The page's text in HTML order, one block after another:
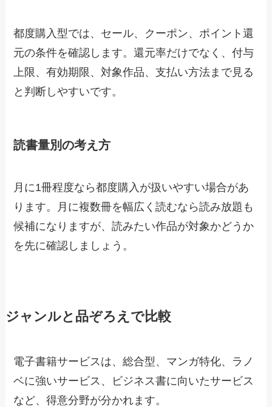
都度購入型では、セール、クーポン、ポイント還
元の条件を確認します。還元率だけでなく、付与
上限、有効期限、対象作品、支払い方法まで見る
と判断しやすいです。
読書量別の考え方
月に1冊程度なら都度購入が扱いやすい場合があ
ります。月に複数冊を幅広く読むなら読み放題も
候補になりますが、読みたい作品が対象かどうか
を先に確認しましょう。
ジャンルと品ぞろえで比較
電子書籍サービスは、総合型、マンガ特化、ラノ
ベに強いサービス、ビジネス書に向いたサービス
など、得意分野が分かれます。